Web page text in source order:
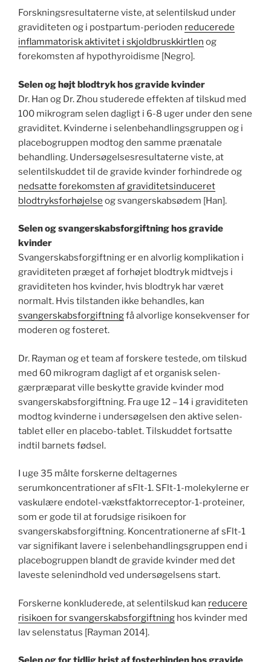
Forskningsresultaterne viste, at selentilskud under
graviditeten og i postpartum-perioden reducerede
inflammatorisk aktivitet i skjoldbruskkirtlen og
forekomsten af hypothyroidisme [Negro].
Selen og højt blodtryk hos gravide kvinder
Dr. Han og Dr. Zhou studerede effekten af tilskud med
100 mikrogram selen dagligt i 6-8 uger under den sene
graviditet. Kvinderne i selenbehandlingsgruppen og i
placebogruppen modtog den samme prænatale
behandling. Undersøgelsesresultaterne viste, at
selentilskuddet til de gravide kvinder forhindrede og
nedsatte forekomsten af graviditetsinduceret
blodtryksforhøjelse og svangerskabsødem [Han].
Selen og svangerskabsforgiftning hos gravide
kvinder
Svangerskabsforgiftning er en alvorlig komplikation i
graviditeten præget af forhøjet blodtryk midtvejs i
graviditeten hos kvinder, hvis blodtryk har været
normalt. Hvis tilstanden ikke behandles, kan
svangerskabsforgiftningfå alvorlige konsekvenser for
moderen og fosteret.
Dr. Rayman og et team af forskere testede, om tilskud
med 60 mikrogram dagligt af et organisk selen-
gærpræparat ville beskytte gravide kvinder mod
svangerskabsforgiftning. Fra uge 12 – 14 i graviditeten
modtog kvinderne i undersøgelsen den aktive selen-
tablet eller en placebo-tablet. Tilskuddet fortsatte
indtil barnets fødsel.
I uge 35 målte forskerne deltagernes
serumkoncentrationer af sFlt-1. SFlt-1-molekylerne er
vaskulære endotel-vækstfaktorreceptor-1-proteiner,
som er gode til at forudsige risikoen for
svangerskabsforgiftning. Koncentrationerne af sFlt-1
var signifikant lavere i selenbehandlingsgruppen end i
placebogruppen blandt de gravide kvinder med det
laveste selenindhold ved undersøgelsens start.
Forskerne konkluderede, at selentilskud kan reducere
risikoen for svangerskabsforgiftning hos kvinder med
lav selenstatus [Rayman 2014].